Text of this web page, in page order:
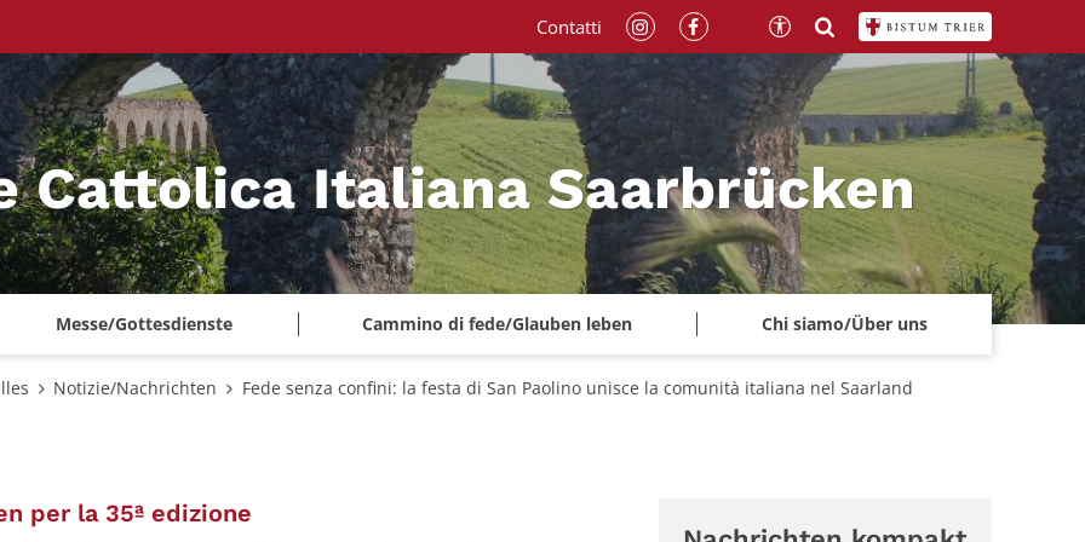
Cattolica Italiana Saarbrücken
Messe/Gottesdienste Cammino di fede/Glauben leben Chi siamo/Über uns
Contatti
Notizie/Nachrichten Fede senza confini: la festa di San Paolino unisce la comunità italiana nel Saarland
per la 35ª edizione